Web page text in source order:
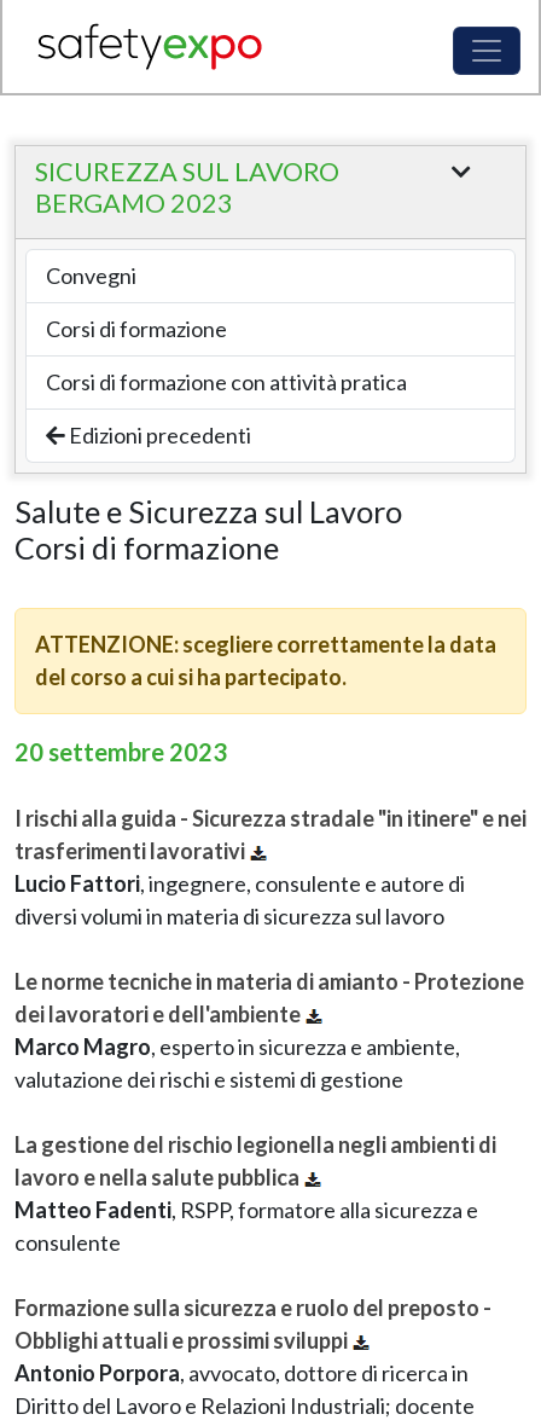
SICUREZZA SUL LAVORO
BERGAMO 2023
Convegni
Corsi di formazione
Corsi di formazione con attività pratica
Edizioni precedenti
Salute e Sicurezza sul Lavoro
Corsi di formazione
ATTENZIONE: scegliere correttamente la data
del corso a cui si ha partecipato.
20 settembre 2023
I rischi alla guida - Sicurezza stradale "in itinere" e nei
trasferimenti lavorativi
Lucio Fattori, ingegnere, consulente e autore di
diversi volumi in materia di sicurezza sul lavoro
Le norme tecniche in materia di amianto - Protezione
dei lavoratori e dell'ambiente
Marco Magro, esperto in sicurezza e ambiente,
valutazione dei rischi e sistemi di gestione
La gestione del rischio legionella negli ambienti di
lavoro e nella salute pubblica
Matteo Fadenti, RSPP, formatore alla sicurezza e
consulente
Formazione sulla sicurezza e ruolo del preposto -
Obblighi attuali e prossimi sviluppi
Antonio Porpora, avvocato, dottore di ricerca in
Diritto del Lavoro e Relazioni Industriali; docente